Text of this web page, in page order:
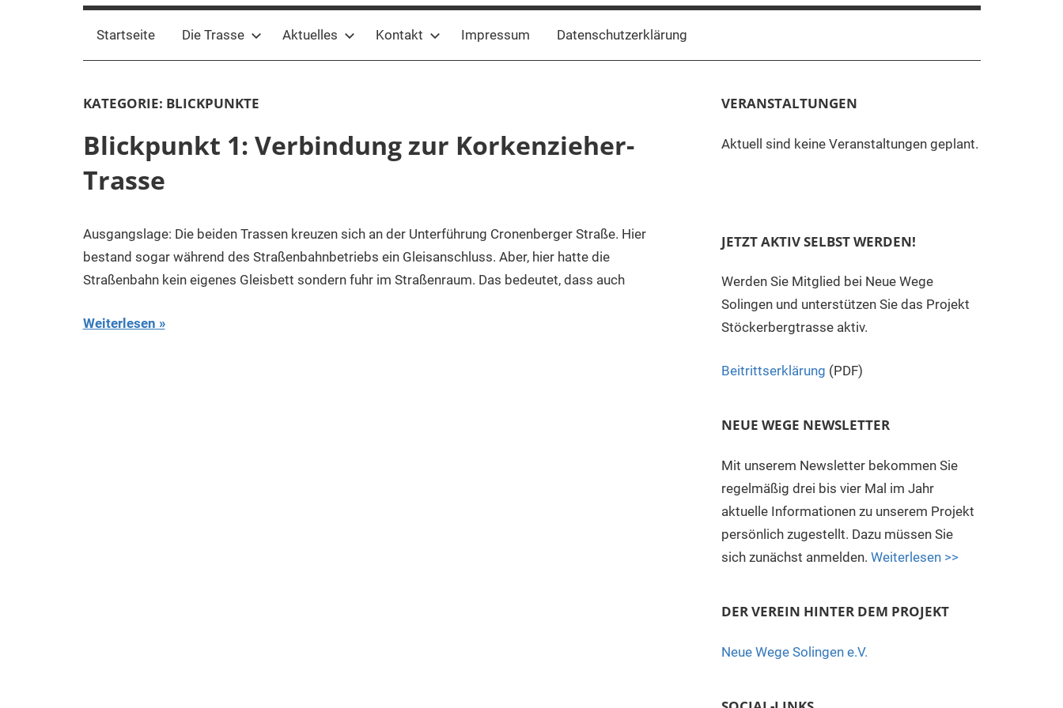
Startseite Die Trasse Aktuelles Kontakt Impressum Datenschutzerklärung
KATEGORIE: BLICKPUNKTE
Blickpunkt 1: Verbindung zur Korkenzieher-
Trasse
Ausgangslage: Die beiden Trassen kreuzen sich an der Unterführung Cronenberger Straße. Hier
bestand sogar während des Straßenbahnbetriebs ein Gleisanschluss. Aber, hier hatte die
Straßenbahn kein eigenes Gleisbett sondern fuhr im Straßenraum. Das bedeutet, dass auch
Weiterlesen
VERANSTALTUNGEN
Aktuell sind keine Veranstaltungen geplant.
JETZT AKTIV SELBST WERDEN!
Werden Sie Mitglied bei Neue Wege
Solingen und unterstützen Sie das Projekt
Stöckerbergtrasse aktiv.
Beitrittserklärung (PDF)
NEUE WEGE NEWSLETTER
Mit unserem Newsletter bekommen Sie
regelmäßig drei bis vier Mal im Jahr
aktuelle Informationen zu unserem Projekt
persönlich zugestellt. Dazu müssen Sie
sich zunächst anmelden. Weiterlesen >>
DER VEREIN HINTER DEM PROJEKT
Neue Wege Solingen e.V.